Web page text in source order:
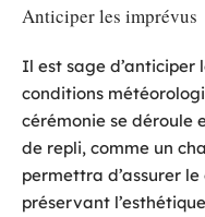
Anticiper les imprévus
Il est sage d’anticiper
conditions
cérémonie se déroule
de repli, comme un
permettra d’assurer
préservant